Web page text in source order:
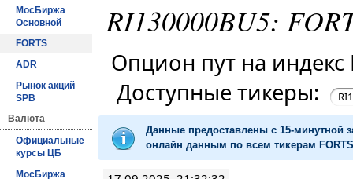
МосБиржа
Основной
FORTS
ADR
Рынок акций
SPB
Валюта
Официальные
курсы ЦБ
МосБиржа
RI130000BU5:
Опцион пут на
Доступные тикеры:
Данные предоставлены с 15-минутной
онлайн данным по всем тикерам